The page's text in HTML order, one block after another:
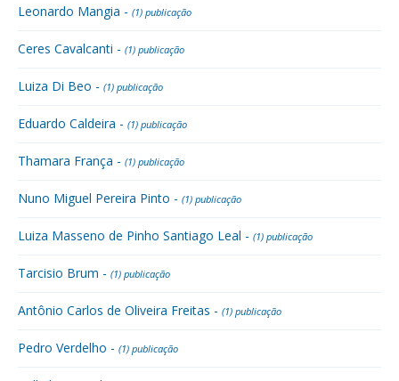
Leonardo Mangia - (1) publicação
Ceres Cavalcanti - (1) publicação
Luiza Di Beo - (1) publicação
Eduardo Caldeira - (1) publicação
Thamara França - (1) publicação
Nuno Miguel Pereira Pinto - (1) publicação
Luiza Masseno de Pinho Santiago Leal - (1) publicação
Tarcisio Brum - (1) publicação
Antônio Carlos de Oliveira Freitas - (1) publicação
Pedro Verdelho - (1) publicação